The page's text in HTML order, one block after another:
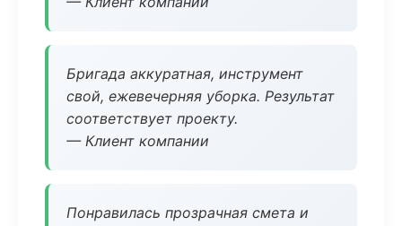
Бригада аккуратная, инструмент
свой, ежевечерняя уборка. Результат
соответствует проекту.
— Клиент компании
Понравилась прозрачная смета и